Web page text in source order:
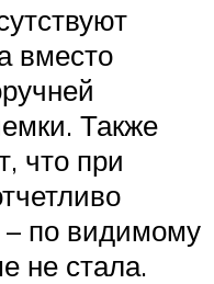
вместо
Также
что при
по видимому
не стала.